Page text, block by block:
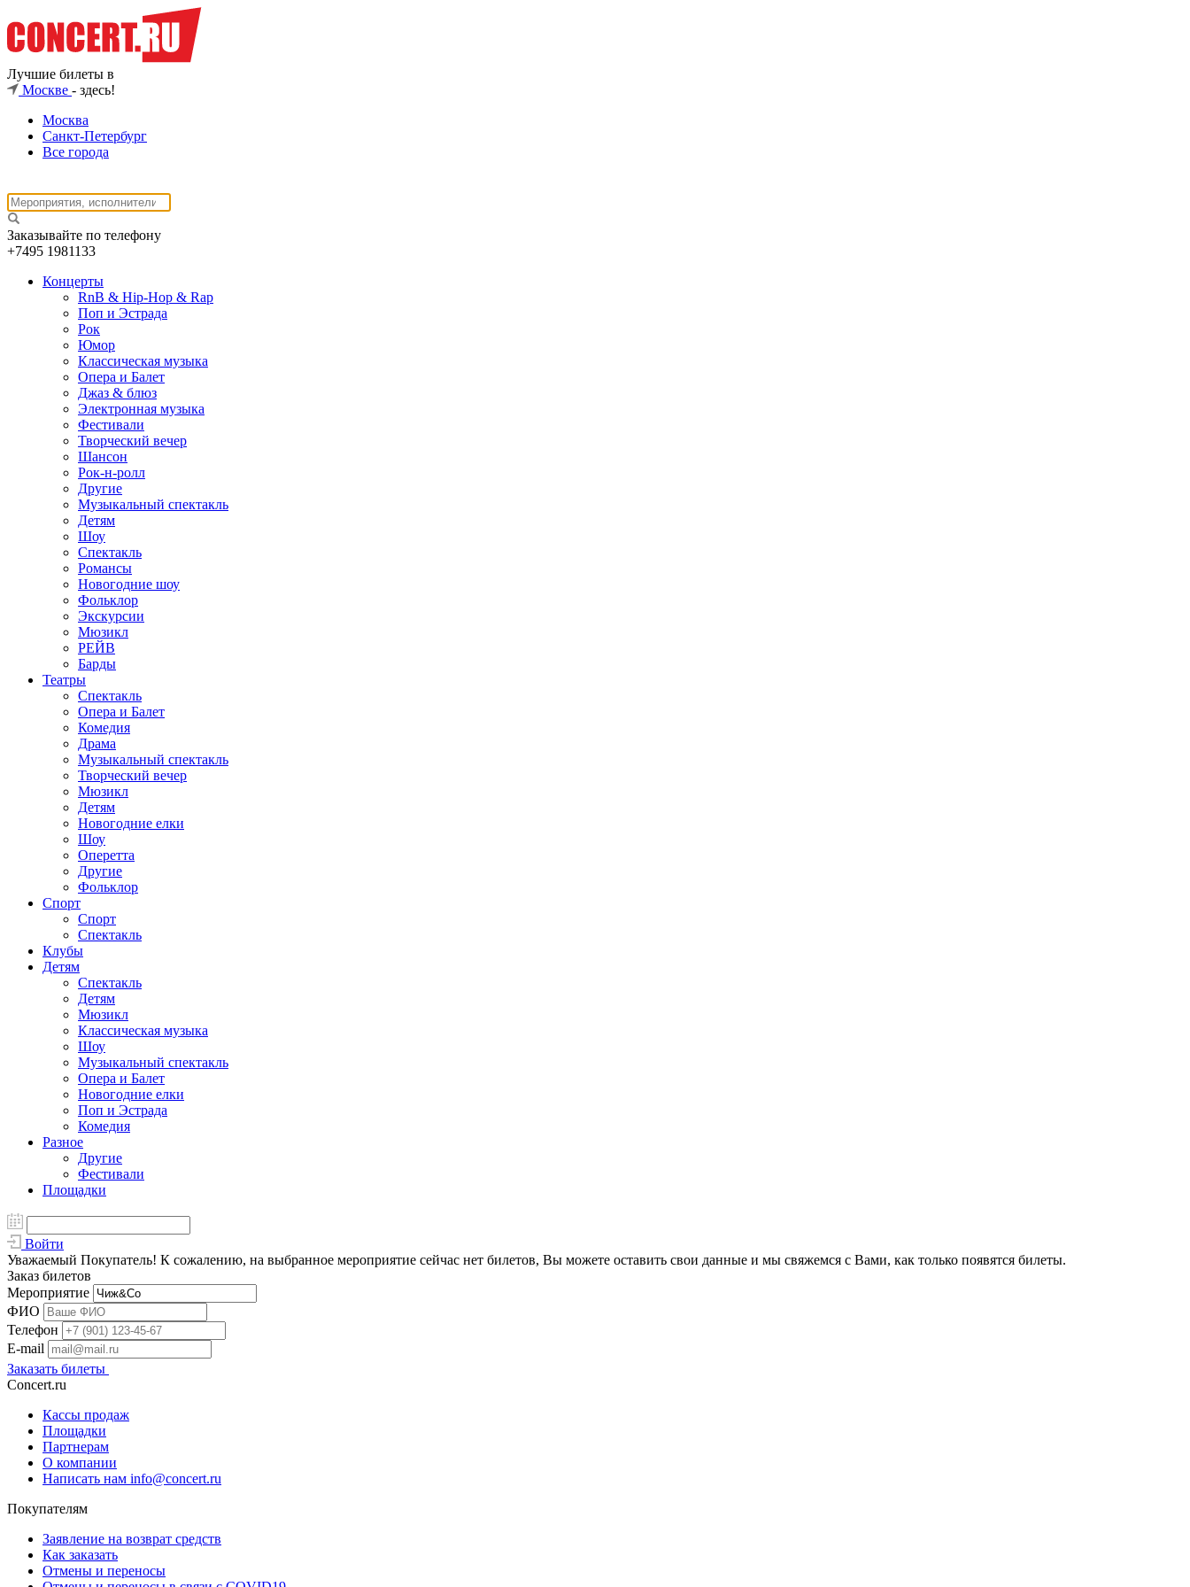
Лучшие билеты в
Москве - здесь!
Москва
Санкт-Петербург
Все города
Заказывайте по телефону
+7495 1981133
Концерты
RnB & Hip-Hop & Rap
Поп и Эстрада
Рок
Юмор
Классическая музыка
Опера и Балет
Джаз & блюз
Электронная музыка
Фестивали
Творческий вечер
Шансон
Рок-н-ролл
Другие
Музыкальный спектакль
Детям
Шоу
Спектакль
Романсы
Новогодние шоу
Фольклор
Экскурсии
Мюзикл
РЕЙВ
Барды
Театры
Спектакль
Опера и Балет
Комедия
Драма
Музыкальный спектакль
Творческий вечер
Мюзикл
Детям
Новогодние елки
Шоу
Оперетта
Другие
Фольклор
Спорт
Спорт
Спектакль
Клубы
Детям
Спектакль
Детям
Мюзикл
Классическая музыка
Шоу
Музыкальный спектакль
Опера и Балет
Новогодние елки
Поп и Эстрада
Комедия
Разное
Другие
Фестивали
Площадки
Войти
Уважаемый Покупатель! К сожалению, на выбранное мероприятие сейчас нет билетов, Вы можете оставить свои данные и мы свяжемся с Вами, как только появятся билеты.
Заказ билетов
Мероприятие
ФИО
Телефон
E-mail
Заказать билеты
Concert.ru
Кассы продаж
Площадки
Партнерам
О компании
Написать нам info@concert.ru
Покупателям
Заявление на возврат средств
Как заказать
Отмены и переносы